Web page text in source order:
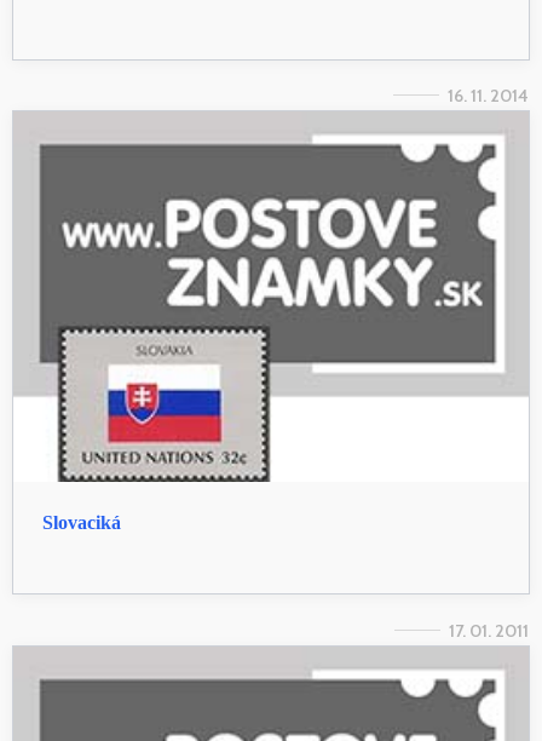
16. 11. 2014
Slovaciká
17. 01. 2011